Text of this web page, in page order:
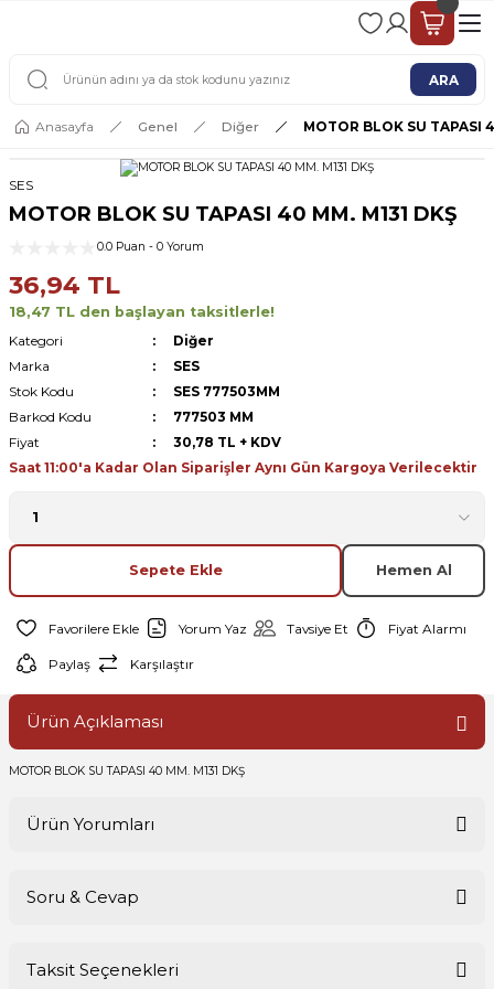
2 - 4 İŞ GÜNÜ İÇERİSİNDE KARGO
ARA
Anasayfa Genel Diğer MOTOR BLOK SU TAPASI
SES
MOTOR BLOK SU TAPASI 40 MM. M131 DKŞ
0.0 Puan - 0 Yorum
36,94 TL
18,47 TL den başlayan taksitlerle!
Kategori
Diğer
Marka
SES
Stok Kodu
SES 777503MM
Barkod Kodu
777503 MM
Fiyat
30,78 TL + KDV
Saat 11:00'a Kadar Olan Siparişler Aynı Gün Kargoya Verilecektir
Sepete Ekle Hemen Al
Yorum Yaz Tavsiye Et Fiyat Alarmı
Paylaş Karşılaştır
Ürün Açıklaması
MOTOR BLOK SU TAPASI 40 MM. M131 DKŞ
Ürün Yorumları
Soru & Cevap
Taksit Seçenekleri